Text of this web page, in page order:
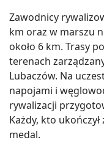
Zawodnicy
km oraz w marszu
około 6 km. Trasy
terenach
Lubaczów. Na
napojami i
rywalizacji
Każdy, kto
medal.